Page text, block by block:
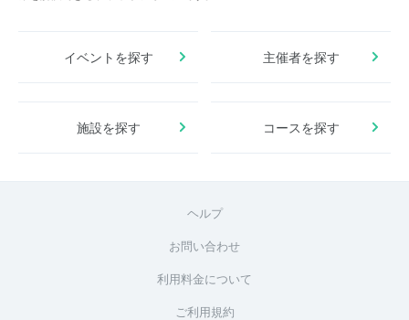
イベントを探す 主催者を探す
施設を探す コースを探す
ヘルプ
お問い合わせ
利用料金について
ご利用規約